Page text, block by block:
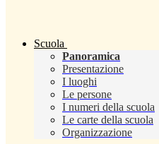
Scuola
Panoramica
Presentazione
I luoghi
Le persone
I numeri della scuola
Le carte della scuola
Organizzazione